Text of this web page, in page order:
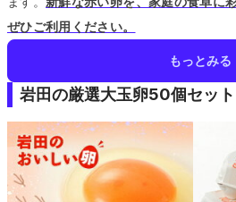
ぜひご利用ください。
もっとみる
岩田の厳選大玉卵50個セット